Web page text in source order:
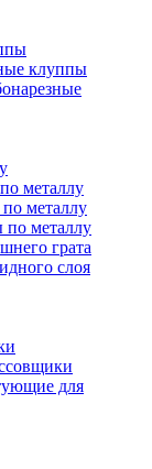
клуппы
металлу
металлу
металлу
грата
слоя
для